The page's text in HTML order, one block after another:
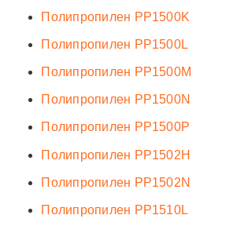
Полипропилен PP1500K
Полипропилен PP1500L
Полипропилен PP1500M
Полипропилен PP1500N
Полипропилен PP1500P
Полипропилен PP1502H
Полипропилен PP1502N
Полипропилен PP1510L